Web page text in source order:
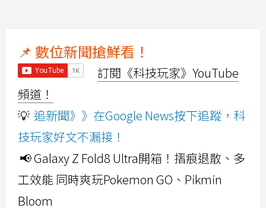
📌 數位新聞搶鮮看！
訂閱《科技玩家》YouTube
頻道！
💡 追新聞》》在Google News按下追蹤，科
技玩家好文不漏接！
📢 Galaxy Z Fold8 Ultra開箱！摺痕退散、多
工效能 同時爽玩Pokemon GO、Pikmin
Bloom